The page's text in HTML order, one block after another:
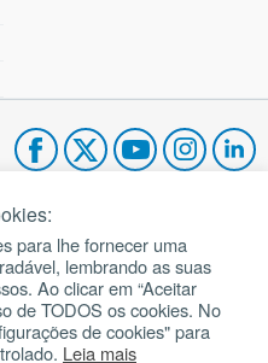
II
para lhe fornecer uma
lembrando as suas
Ao clicar em “Aceitar
de TODOS os cookies. No
de cookies" para
Leia mais